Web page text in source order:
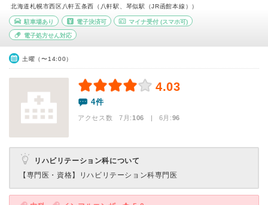
北海道札幌市西区八軒五条西（八軒駅、琴似駅（JR函館本線））
駐車場あり 電子決済可 マイナ受付 (スマホ可)
電子処方せん対応
土曜（〜14:00）
4.03
4件
アクセス数 7月:106 | 6月:96
リハビリテーション科について
【専門医・資格】
リハビリテーション科専門医